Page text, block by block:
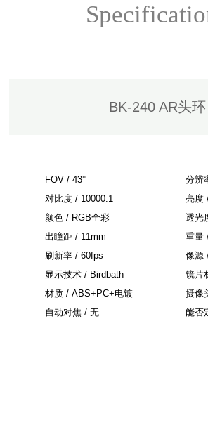
BK-240 AR头环
FOV / 43°
分辨
对比度 / 10000:1
亮度
颜色 / RGB全彩
透光
出瞳距 / 11mm
重量
刷新率 / 60fps
像源
显示技术 / Birdbath
镜片
材质 / ABS+PC+电镀
摄像
自动对焦 / 无
能否